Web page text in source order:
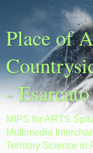
Place of
-
MIPS for ARTS
Multimedia
Territory Science in